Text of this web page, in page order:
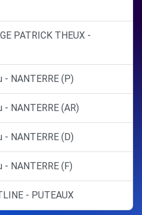
PATRICK THEUX -
- NANTERRE (P)
NANTERRE (AR)
NANTERRE (D)
NANTERRE (F)
- PUTEAUX